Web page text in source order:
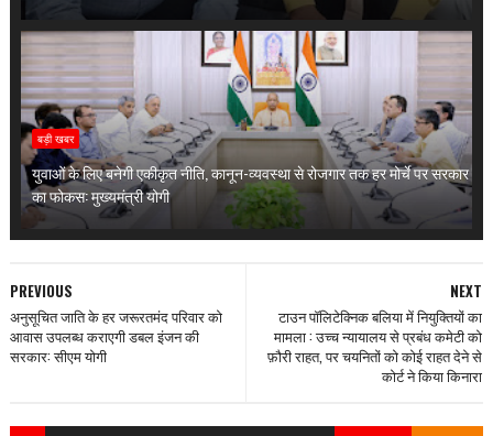
बड़ी खबर
युवाओं के लिए बनेगी एकीकृत नीति, कानून-व्यवस्था से रोजगार तक हर मोर्चे पर सरकार
का फोकस: मुख्यमंत्री योगी
NEXT
टाउन पॉलिटेक्निक बलिया में नियुक्तियों का
मामला : उच्च न्यायालय से प्रबंध कमेटी को
फ़ौरी राहत, पर चयनितों को कोई राहत देने से
कोर्ट ने किया किनारा
PREVIOUS
अनुसूचित जाति के हर जरूरतमंद परिवार को
आवास उपलब्ध कराएगी डबल इंजन की
सरकार: सीएम योगी